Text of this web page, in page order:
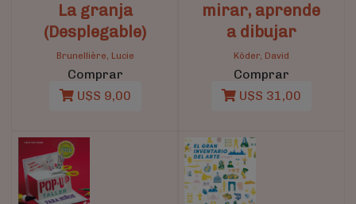
La granja
(Desplegable)
Brunellière, Lucie
Comprar
U$S 9,00
mirar, aprende
a dibujar
Köder, David
Comprar
U$S 31,00